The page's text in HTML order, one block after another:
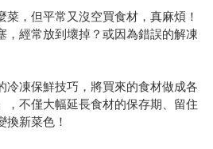
，但平常又沒空買食材，真麻煩！
，經常放到壞掉？或因為錯誤的解凍
冷凍保鮮技巧，將買來的食材做成各
，不僅大幅延長食材的保存期、留住
換新菜色！